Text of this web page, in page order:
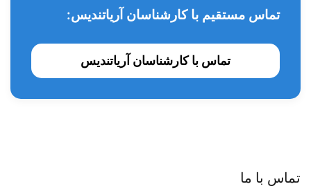
تماس مستقیم با کارشناسان آریاتندیس:
تماس با کارشناسان آریاتندیس
تماس با ما